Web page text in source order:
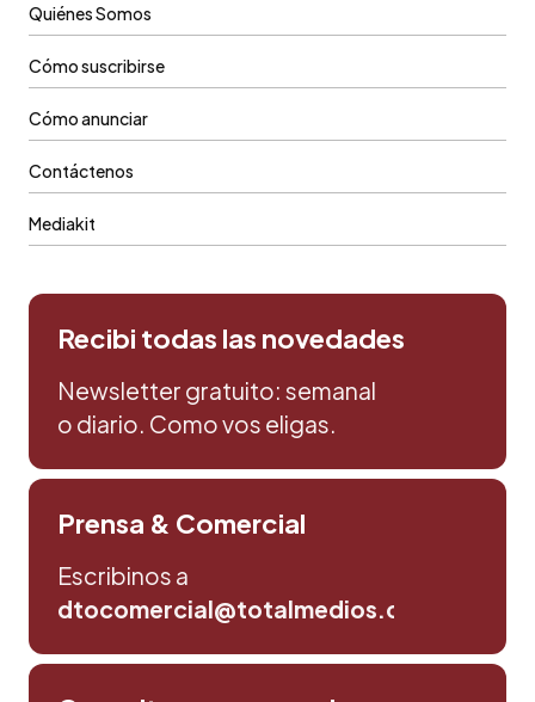
Quiénes Somos
Cómo suscribirse
Cómo anunciar
Contáctenos
Mediakit
Recibi todas las novedades
Newsletter gratuito: semanal
o diario. Como vos eligas.
Prensa & Comercial
Escribinos a
dtocomercial@totalmedios.com